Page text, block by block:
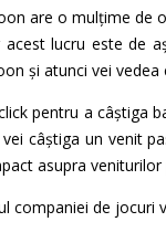
are o mulțime de
acest lucru este de
și atunci vei
pentru a câștiga
câștiga un venit
asupra
companiei de jocuri